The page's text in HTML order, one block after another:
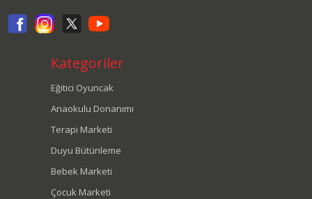
Kategoriler
Eğitici Oyuncak
Anaokulu Donanımı
Terapi Marketi
Duyu Bütünleme
Bebek Marketi
Çocuk Marketi